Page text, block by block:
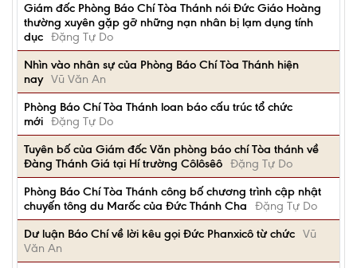
Giám đốc Phòng Báo Chí Tòa Thánh nói Đức Giáo Hoàng
thường xuyên gặp gỡ những nạn nhân bị lạm dụng tính
dục Đặng Tự Do
Nhìn vào nhân sự của Phòng Báo Chí Tòa Thánh hiện
nay Vũ Văn An
Phòng Báo Chí Tòa Thánh loan báo cấu trúc tổ chức
mới Đặng Tự Do
Tuyên bố của Giám đốc Văn phòng báo chí Tòa thánh về
Đàng Thánh Giá tại Hí trường Côlôsêô Đặng Tự Do
Phòng Báo Chí Tòa Thánh công bố chương trình cập nhật
chuyến tông du Marốc của Đức Thánh Cha
Đặng Tự Do
Dư luận Báo Chí về lời kêu gọi Đức Phanxicô từ chức Vũ
Văn An